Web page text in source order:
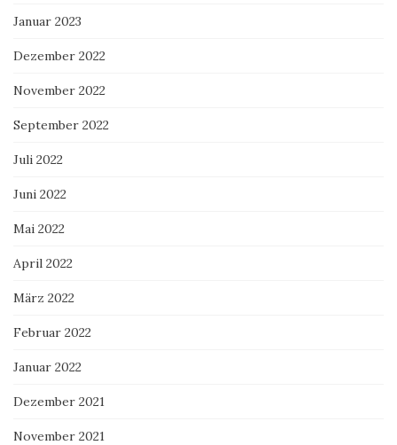
Januar 2023
Dezember 2022
November 2022
September 2022
Juli 2022
Juni 2022
Mai 2022
April 2022
März 2022
Februar 2022
Januar 2022
Dezember 2021
November 2021